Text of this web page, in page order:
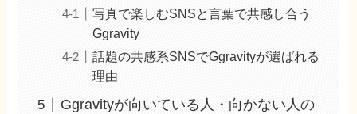
写真で楽しむSNSと言葉で共感し合う
Ggravity
話題の共感系SNSでGgravityが選ばれる
理由
Ggravityが向いている人・向かない人の